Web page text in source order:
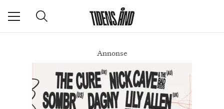
Motforestillinger DEL
Annonse